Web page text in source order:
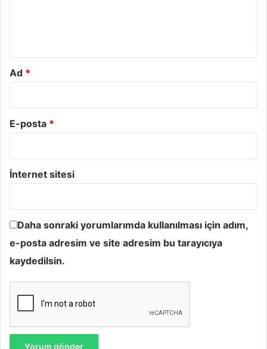
Ad *
E-posta *
İnternet sitesi
Daha sonraki yorumlarımda kullanılması için adım,
e-posta adresim ve site adresim bu tarayıcıya
kaydedilsin.